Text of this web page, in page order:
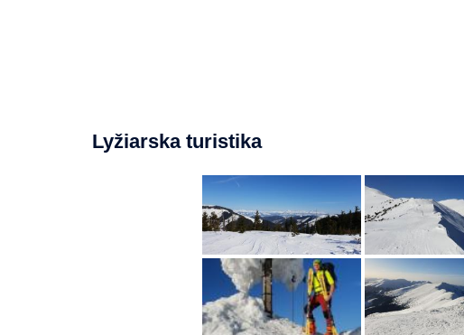
Lyžiarska turistika